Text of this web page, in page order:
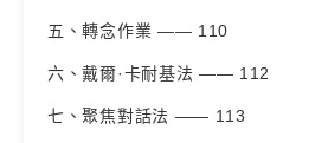
五、轉念作業 —— 110
六、戴爾·卡耐基法 —— 112
七、聚焦對話法 —— 113